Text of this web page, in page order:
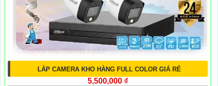
LẮP CAMERA KHO HÀNG FULL COLOR GIÁ RẺ
5,500,000 ₫